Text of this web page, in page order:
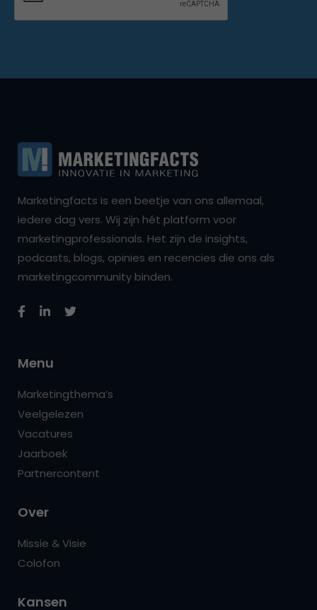
Marketingfacts is een beetje van ons allemaal,
iedere dag vers. Wij zijn hét platform voor
marketingprofessionals. Het zijn de insights,
podcasts, blogs, opinies en recencies die ons als
marketingcommunity binden.
Menu
Marketingthema’s
Veelgelezen
Vacatures
Jaarboek
Partnercontent
Over
Missie & Visie
Colofon
Kansen